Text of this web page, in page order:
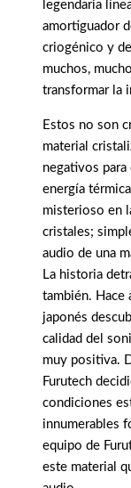
legendaria
amortiguador
criogénico y
muchos,
transformar la
Estos no son
material
negativos
energía
misterioso en
cristales;
audio de una
La historia
también. Hace
japonés
calidad del
muy positiva.
Furutech
condiciones
innumerables
equipo de
este material